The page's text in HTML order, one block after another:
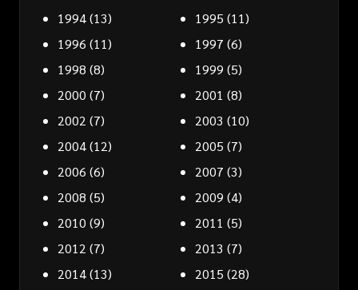
1994(13) 1995 (11)
1996 (11) 1997 (6)
1998 (8) 1999 (5)
2000 (7) 2001 (8)
2002 (7) 2003 (10)
2004(12) 2005 (7)
2006 (6) 2007 (3)
2008 (5) 2009 (4)
2010 (9) 2011 (5)
2012 (7) 2013 (7)
2014(13) 2015 (28)